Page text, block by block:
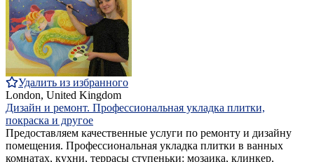
Удалить из избранного
London, United Kingdom
Дизайн и ремонт. Профессиональная укладка плитки,
покраска и другое
Предоставляем качественные услуги по ремонту и дизайну
помещения. Профессиональная укладка плитки в ванных
комнатах, кухни, террасы ступеньки: мозаика, клинкер,